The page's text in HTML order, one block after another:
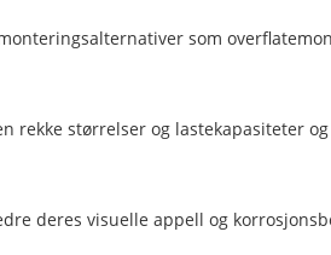
som
rekke størrelser og lastekapasiteter
deres visuelle appell og